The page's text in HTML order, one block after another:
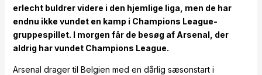
erlecht buldrer videre i den hjemlige liga, men de har
endnu ikke vundet en kamp i Champions League-
gruppespillet. I morgen får de besøg af Arsenal, der
aldrig har vundet Champions League.
Arsenal drager til Belgien med en dårlig sæsonstart i